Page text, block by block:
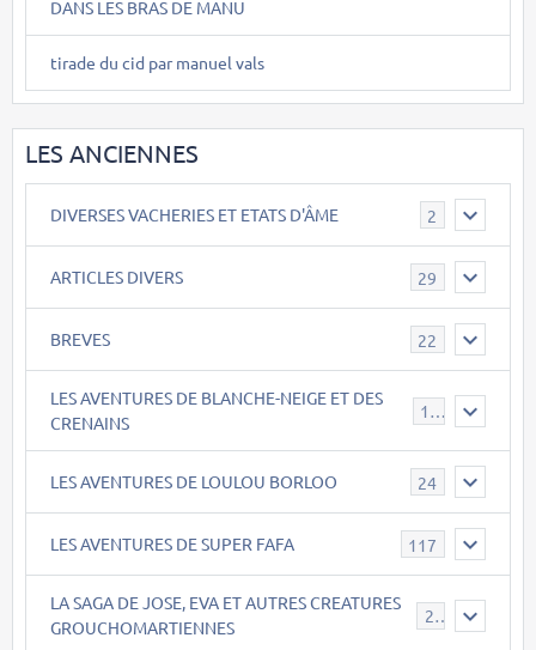
DANS LES BRAS DE MANU
tirade du cid par manuel vals
LES ANCIENNES
DIVERSES VACHERIES ET ETATS D'ÂME 2
ARTICLES DIVERS 29
BREVES 22
LES AVENTURES DE BLANCHE-NEIGE ET DES
CRENAINS
17
LES AVENTURES DE LOULOU BORLOO 24
LES AVENTURES DE SUPER FAFA 117
LA SAGA DE JOSE, EVA ET AUTRES CREATURES
GROUCHOMARTIENNES
26